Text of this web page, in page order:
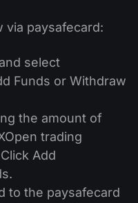
via paysafecard:
and select
Funds or Withdraw
the amount of
trading
Add
to the paysafecard